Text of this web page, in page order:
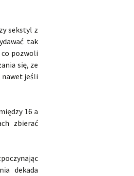
sekstyl z
tak
pozwoli
się, ze
nawet jeśli
16 a
zbierać
dekada